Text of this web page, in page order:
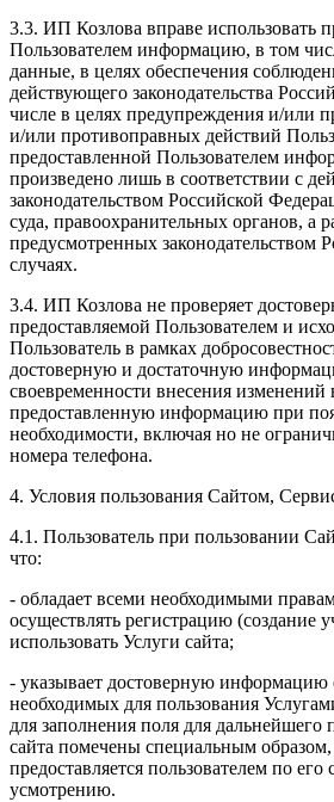
3.3. ИП Козлова вправе использовать
Пользователем информацию, в том
данные, в целях обеспечения
действующего законодательства
числе в целях предупреждения и/или
и/или противоправных действий
предоставленной Пользователем
произведено лишь в соответствии с
законодательством Российской
суда, правоохранительных органов, а
предусмотренных законодательством
случаях.
3.4. ИП Козлова не проверяет
предоставляемой Пользователем и
Пользователь в рамках
достоверную и достаточную
своевременности внесения изменений
предоставленную информацию при
необходимости, включая но не
номера телефона.
4. Условия пользования Сайтом,
4.1. Пользователь при пользовании
что:
- обладает всеми необходимыми
осуществлять регистрацию (создание
использовать Услуги сайта;
- указывает достоверную информацию
необходимых для пользования
для заполнения поля для дальнейшего
сайта помечены специальным
предоставляется пользователем по его
усмотрению.